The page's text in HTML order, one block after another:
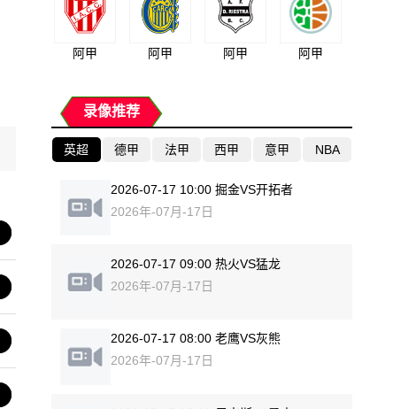
阿甲 阿甲 阿甲 阿甲
录像推荐
英超 德甲 法甲 西甲 意甲 NBA
2026-07-17 10:00 掘金VS开拓者
2026年-07月-17日
2026-07-17 09:00 热火VS猛龙
2026年-07月-17日
2026-07-17 08:00 老鹰VS灰熊
2026年-07月-17日